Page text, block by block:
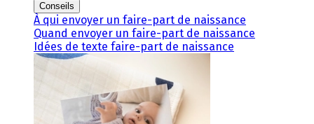
Conseils
À qui envoyer un faire-part de naissance
Quand envoyer un faire-part de naissance
Idées de texte faire-part de naissance